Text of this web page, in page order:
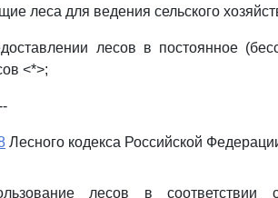
леса для ведения сельского
лесов в постоянное
<*>;
Лесного кодекса Российской
лесов в